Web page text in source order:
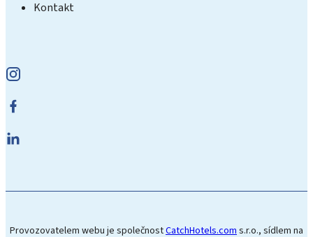
Kontakt
Provozovatelem webu je společnostCatchHotels.coms.r.o., sídlem na